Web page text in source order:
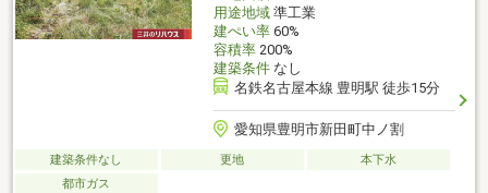
用途地域準工業
建ぺい率60%
容積率200%
建築条件なし
名鉄名古屋本線 豊明駅 徒歩15分
愛知県豊明市新田町中ノ割
建築条件なし 更地
本下水
都市ガス